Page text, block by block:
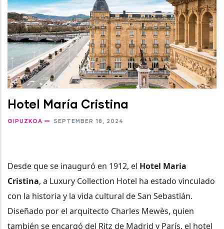
Hotel María Cristina
GIPUZKOA SEPTEMBER 18, 2024
Desde que se inauguró en 1912, el Hotel Maria
Cristina, a Luxury Collection Hotel ha estado vinculado
con la historia y la vida cultural de San Sebastián.
Diseñado por el arquitecto Charles Mewès, quien
también se encargó del Ritz de Madrid y París, el hotel